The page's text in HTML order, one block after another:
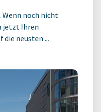
noch nicht
jetzt Ihren
die neusten ...